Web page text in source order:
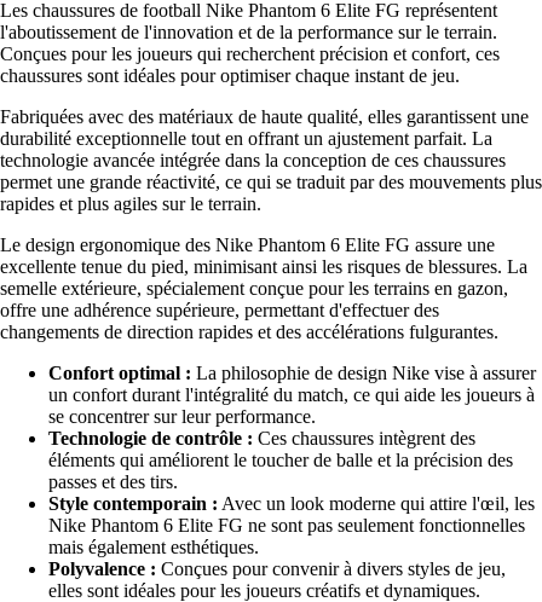
Les chaussures de football Nike Phantom 6 Elite FG représentent
l'aboutissement de l'innovation et de la performance sur le terrain.
Conçues pour les joueurs qui recherchent précision et confort, ces
chaussures sont idéales pour optimiser chaque instant de jeu.
Fabriquées avec des matériaux de haute qualité, elles garantissent une
durabilité exceptionnelle tout en offrant un ajustement parfait. La
technologie avancée intégrée dans la conception de ces chaussures
permet une grande réactivité, ce qui se traduit par des mouvements plus
rapides et plus agiles sur le terrain.
Le design ergonomique des Nike Phantom 6 Elite FG assure une
excellente tenue du pied, minimisant ainsi les risques de blessures. La
semelle extérieure, spécialement conçue pour les terrains en gazon,
offre une adhérence supérieure, permettant d'effectuer des
changements de direction rapides et des accélérations fulgurantes.
Confort optimal : La philosophie de design Nike vise à assurer
un confort durant l'intégralité du match, ce qui aide les joueurs à
se concentrer sur leur performance.
Technologie de contrôle : Ces chaussures intègrent des
éléments qui améliorent le toucher de balle et la précision des
passes et des tirs.
Style contemporain : Avec un look moderne qui attire l'œil, les
Nike Phantom 6 Elite FG ne sont pas seulement fonctionnelles
mais également esthétiques.
Polyvalence : Conçues pour convenir à divers styles de jeu,
elles sont idéales pour les joueurs créatifs et dynamiques.